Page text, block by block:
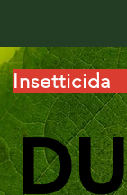
Insetticida